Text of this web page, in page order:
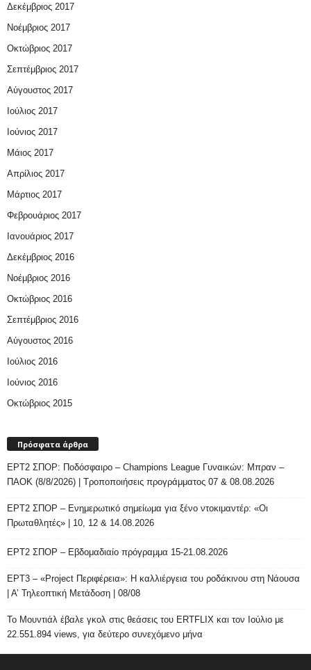
Δεκέμβριος 2017
Νοέμβριος 2017
Οκτώβριος 2017
Σεπτέμβριος 2017
Αύγουστος 2017
Ιούλιος 2017
Ιούνιος 2017
Μάιος 2017
Απρίλιος 2017
Μάρτιος 2017
Φεβρουάριος 2017
Ιανουάριος 2017
Δεκέμβριος 2016
Νοέμβριος 2016
Οκτώβριος 2016
Σεπτέμβριος 2016
Αύγουστος 2016
Ιούλιος 2016
Ιούνιος 2016
Οκτώβριος 2015
Πρόσφατα άρθρα
ΕΡΤ2 ΣΠΟΡ: Ποδόσφαιρο – Champions League Γυναικών: Μπραν –
ΠΑΟΚ (8/8/2026) | Τροποποιήσεις προγράμματος 07 & 08.08.2026
ΕΡΤ2 ΣΠΟΡ – Ενημερωτικό σημείωμα για ξένο ντοκιμαντέρ: «Οι
Πρωταθλητές» | 10, 12 & 14.08.2026
ΕΡΤ2 ΣΠΟΡ – Εβδομαδιαίο πρόγραμμα 15-21.08.2026
ΕΡΤ3 – «Project Περιφέρεια»: Η καλλιέργεια του ροδάκινου στη Νάουσα
| Α’ Τηλεοπτική Μετάδοση | 08/08
Το Μουντιάλ έβαλε γκολ στις θεάσεις του ERTFLIX και τον Ιούλιο με
22.551.894 views, για δεύτερο συνεχόμενο μήνα